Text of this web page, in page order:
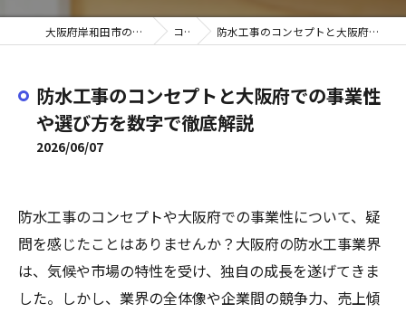
大阪府岸和田市の防水工事ならYYシール コラム 防水工事のコンセプトと大阪府での事業性や選び方を数字で徹底解説
防水工事のコンセプトと大阪府での事業性
や選び方を数字で徹底解説
2026/06/07
防水工事のコンセプトや大阪府での事業性について、疑
問を感じたことはありませんか？大阪府の防水工事業界
は、気候や市場の特性を受け、独自の成長を遂げてきま
した。しかし、業界の全体像や企業間の競争力、売上傾